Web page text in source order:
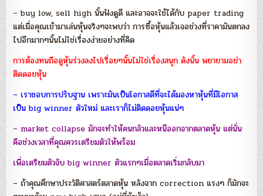
– buy low, sell high นั้นฟังดูดี และอาจจะใช้ได้กับ paper trading
แต่เมื่อคุณเข้ามาเล่นหุ้นจริงๆจะพบว่า การซื้อหุ้นแล้วเจอช่วงที่ราคามันตกลง
ไปอีกมากๆนั้นไม่ใช่เรื่องง่ายอย่างที่คิด
การต้องทนถือดูหุ้นร่วงลงไปเรื่อยๆนั้นไม่ใช่เรื่องสนุก ดังนั้น พยายามอย่า
ติดดอยหุ้น
– เราชอบการปรับฐาน เพราะมันเป็นโอกาสดีที่จะได้มองหาหุ้นที่มีโอกาส
เป็น big winner ตัวใหม่ และเราก็ไม่ติดดอยหุ้นแน่ๆ
– market collapse มักจะทำให้คนกลัวและหนีออกจากตลาดหุ้น แต่นั่น
คือช่วงเวลาที่คุณควรเตรียมตัวให้พร้อม
เพื่อเตรียมตัวจับ big winner ตัวแรกๆเมื่อตลาดเริ่มกลับมา
– ถ้าคุณศึกษาประวัติศาสตร์ตลาดหุ้น หลังจาก correction แรงๆ ก็มักจะ